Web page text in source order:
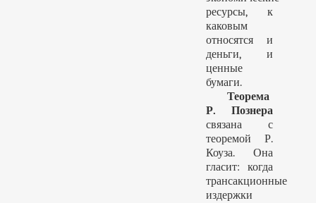
ресурсы, к
каковым
относятся и
деньги, и
ценные
бумаги.
Теорема
Р. Познера
связана с
теоремой Р.
Коуза. Она
гласит: когда
трансакционные
издержки